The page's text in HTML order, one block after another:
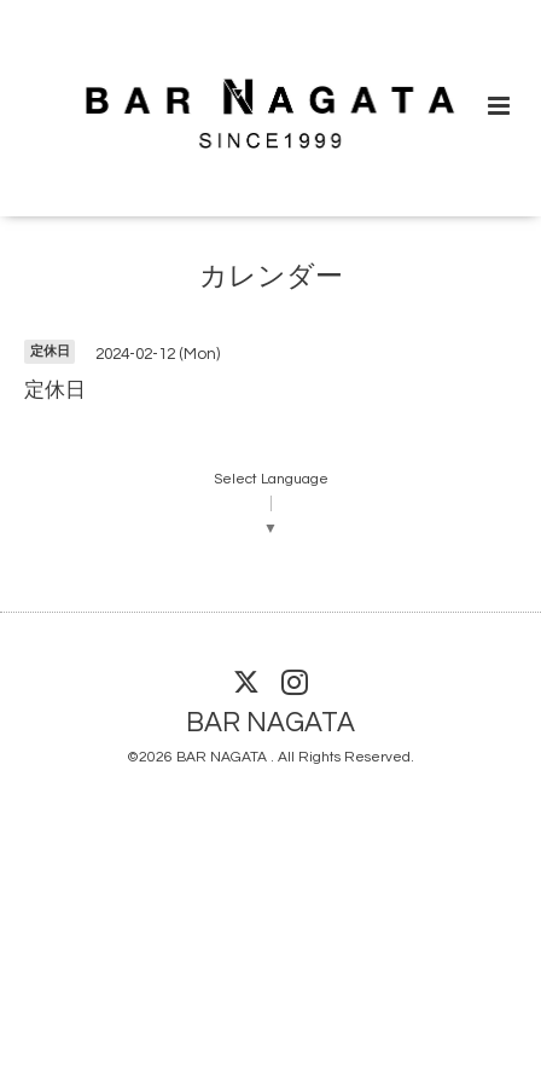
カレンダー
定休日 2024-02-12 (Mon)
定休日
Select Language
▼
BAR NAGATA
©2026 BAR NAGATA . All Rights Reserved.